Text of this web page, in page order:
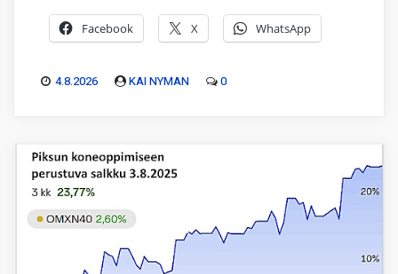
Facebook X WhatsApp
4.8.2026 KAI NYMAN 0